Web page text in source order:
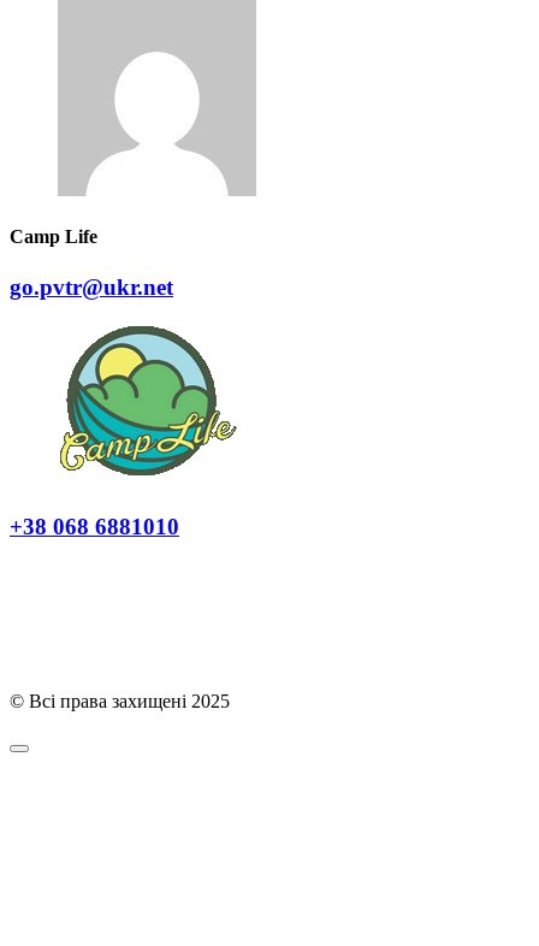
Camp Life
go.pvtr@ukr.net
+38 068 6881010
© Всі права захищені 2025